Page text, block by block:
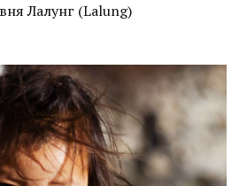
Лалунг (Lalung)